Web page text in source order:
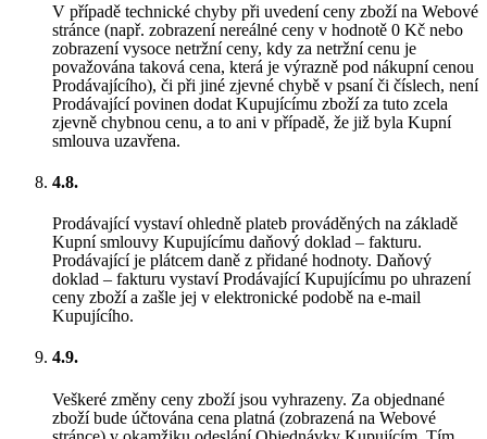
V případě technické chyby při uvedení ceny zboží na Webové
stránce (např. zobrazení nereálné ceny v hodnotě 0 Kč nebo
zobrazení vysoce netržní ceny, kdy za netržní cenu je
považována taková cena, která je výrazně pod nákupní cenou
Prodávajícího), či při jiné zjevné chybě v psaní či číslech, není
Prodávající povinen dodat Kupujícímu zboží za tuto zcela
zjevně chybnou cenu, a to ani v případě, že již byla Kupní
smlouva uzavřena.
4.8.
Prodávající vystaví ohledně plateb prováděných na základě
Kupní smlouvy Kupujícímu daňový doklad – fakturu.
Prodávající je plátcem daně z přidané hodnoty. Daňový
doklad – fakturu vystaví Prodávající Kupujícímu po uhrazení
ceny zboží a zašle jej v elektronické podobě na e-mail
Kupujícího.
4.9.
Veškeré změny ceny zboží jsou vyhrazeny. Za objednané
zboží bude účtována cena platná (zobrazená na Webové